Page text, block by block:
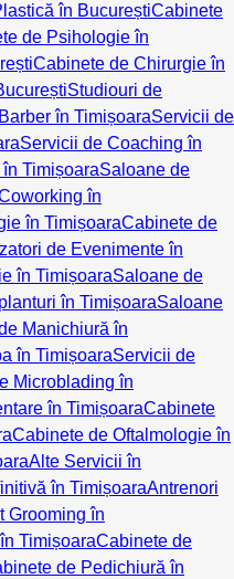
în BucureștiCabinete
de Psihologie în
Cabinete de Chirurgie în
Studiouri de
în TimișoaraServicii de
Servicii de Coaching în
TimișoaraSaloane de
în
în TimișoaraCabinete de
de Evenimente în
în TimișoaraSaloane de
în TimișoaraSaloane
Manichiură în
în TimișoaraServicii de
Microblading în
în TimișoaraCabinete
Cabinete de Oftalmologie în
Alte Servicii în
în TimișoaraAntrenori
Grooming în
TimișoaraCabinete de
de Pedichiură în